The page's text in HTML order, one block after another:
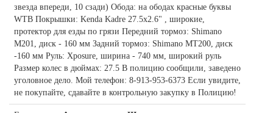
звезда впереди, 10 сзади) Обода: на ободах красные буквы
WTB Покрышки: Kenda Kadre 27.5x2.6" , широкие,
протектор для езды по грязи Передний тормоз: Shimano
M201, диск - 160 мм Задний тормоз: Shimano MТ200, диск
-160 мм Руль: Xposure, ширина - 740 мм, широкий руль
Размер колес в дюймах: 27.5 В полицию сообщили, заведено
уголовное дело. Мой телефон: 8-913-953-6373 Если увидите,
не покупайте, сдавайте в контрольную закупку в Полицию!